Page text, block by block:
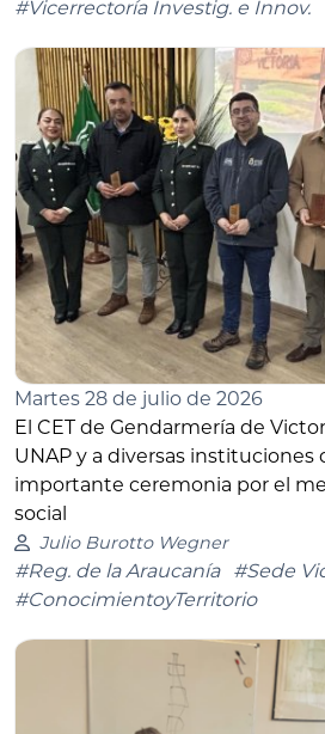
#Vicerrectoría Investig. e Innov.
Martes 28 de julio de 2026
El CET de Gendarmería de
UNAP y a diversas instituciones
importante ceremonia por el
social
Julio Burotto Wegner
#Reg. de la Araucanía #Sede
#ConocimientoyTerritorio